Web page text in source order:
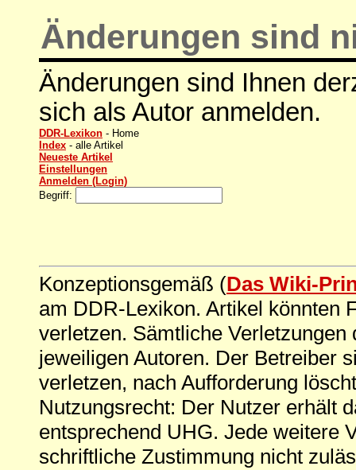
Änderungen sind
Änderungen sind Ihnen
sich als Autor anmelden.
DDR-Lexikon - Home
Index - alle Artikel
Neueste Artikel
Einstellungen
Anmelden (Login)
Begriff:
Konzeptionsgemäß (Das Wiki-
am DDR-Lexikon. Artikel könnten
verletzen. Sämtliche
jeweiligen Autoren. Der Betreiber
verletzen, nach Aufforderung
Nutzungsrecht: Der Nutzer erhält
entsprechend UHG. Jede weitere
schriftliche Zustimmung nicht